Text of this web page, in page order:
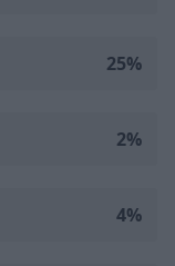
25%
2%
4%